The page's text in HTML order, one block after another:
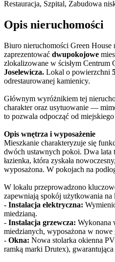
Restauracja, Szpital, Zabudowa
Opis nieruchomości
Biuro nieruchomości Green House
zaprezentować dwupokojowe
zlokalizowane w ścisłym Centrum
Joselewicza. Lokal o powierzchni
odrestaurowanej kamienicy.
Głównym wyróżnikiem tej
charakter oraz usytuowanie —
to pozwala odpocząć od miejskiego
Opis wnętrza i wyposażenie
Mieszkanie charakteryzuje się
dwóch ustawnych pokoi. Dwa lata
łazienka, która zyskała
wyposażona. W pokojach na
W lokalu przeprowadzono
zapewniają spokój użytkowania na
- Instalacja elektryczna:
miedzianą.
- Instalacja grzewcza: Wykonana
miedzianych, wyposażona w
- Okna: Nowa stolarka okienna
ramką marki Drutex),